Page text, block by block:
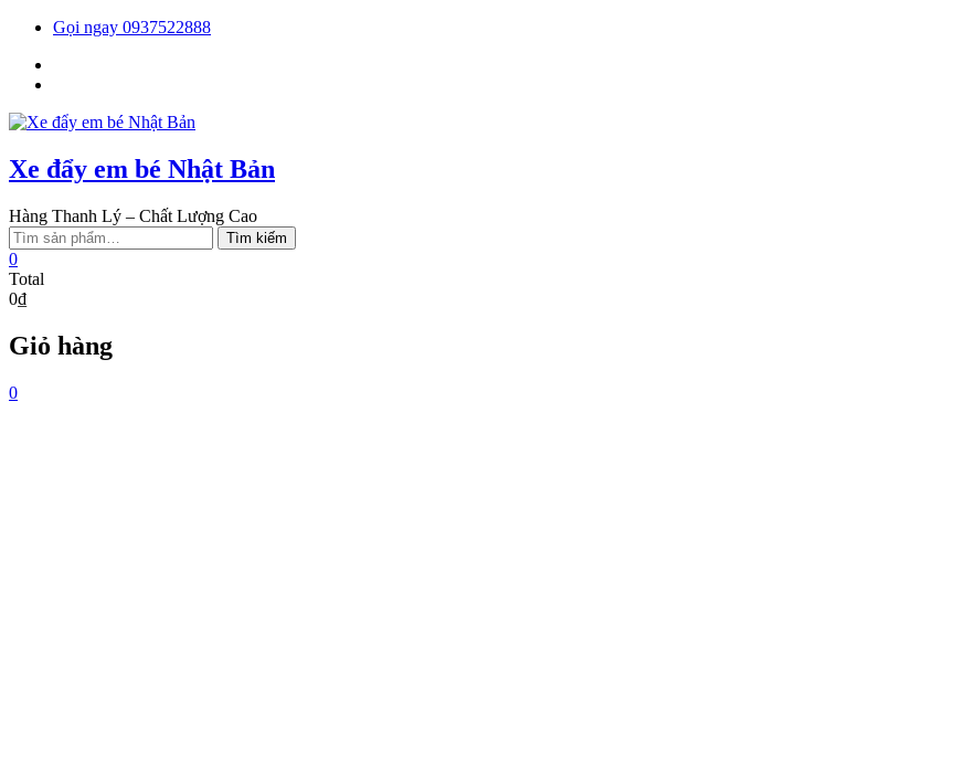
Skip
content
Gọi ngay 0937522888
Xe đẩy em bé Nhật Bản
Hàng Thanh Lý – Chất Lượng Cao
Tìm
kiếm:
Tìm kiếm
0
Total
0₫
Giỏ hàng
0